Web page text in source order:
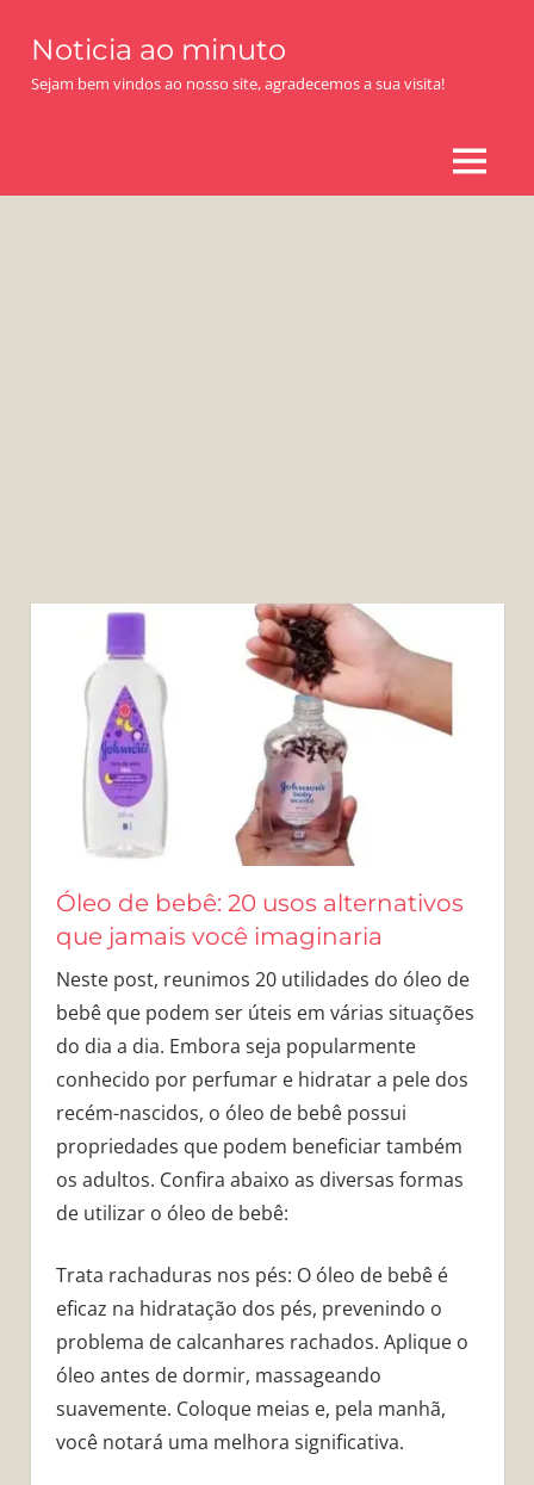
content
Noticia ao minuto
Sejam bem vindos ao nosso site, agradecemos a sua visita!
MENU
Óleo de bebê: 20 usos alternativos
que jamais você imaginaria
Neste post, reunimos 20 utilidades do óleo de
bebê que podem ser úteis em várias situações
do dia a dia. Embora seja popularmente
conhecido por perfumar e hidratar a pele dos
recém-nascidos, o óleo de bebê possui
propriedades que podem beneficiar também
os adultos. Confira abaixo as diversas formas
de utilizar o óleo de bebê:
Trata rachaduras nos pés: O óleo de bebê é
eficaz na hidratação dos pés, prevenindo o
problema de calcanhares rachados. Aplique o
óleo antes de dormir, massageando
suavemente. Coloque meias e, pela manhã,
você notará uma melhora significativa.